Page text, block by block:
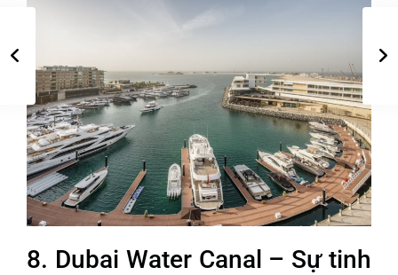
8. Dubai Water Canal – Sự tinh